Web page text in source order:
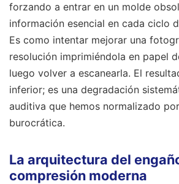
forzando a entrar en un molde
información esencial en cada ciclo
Es como intentar mejorar una
resolución imprimiéndola en papel
luego volver a escanearla. El
inferior; es una degradación
auditiva que hemos normalizado
burocrática.
La arquitectura del
compresión moderna